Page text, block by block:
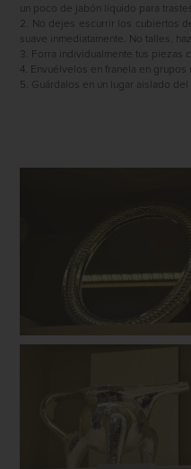
un poco de jabón líquido para
2. No dejes escurrir los cubiertos
suave inmediatamente. No talles,
3. Forra individualmente tus piezas
4. Envuélvelos en franela en grupos
5. Guárdalos en un lugar aislado